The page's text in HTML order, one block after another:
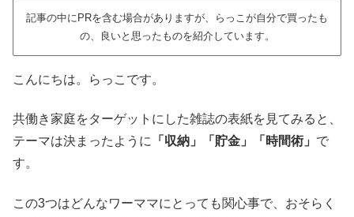
記事の中にPRを含む場合がありますが、らっこが自分で買ったも
の、良いと思ったものを紹介しています。
こんにちは。らっこです。
共働き家庭をターゲットにした雑誌の表紙を見てみると、
テーマは決まったように
「収納」「貯金」「時間術」 で
す。
この3つはどんなワーママにとっても関心事で、おそらく